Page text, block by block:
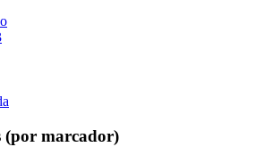
(por marcador)